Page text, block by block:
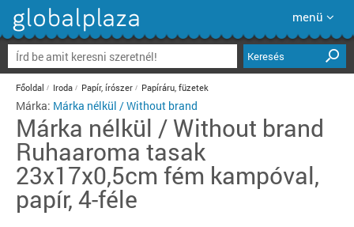
menü
Keresés
Főoldal Iroda Papír, írószer Papíráru, füzetek
Márka: Márka nélkül / Without brand
Márka nélkül / Without brand
Ruhaaroma tasak
23x17x0,5cm fém kampóval,
papír, 4-féle